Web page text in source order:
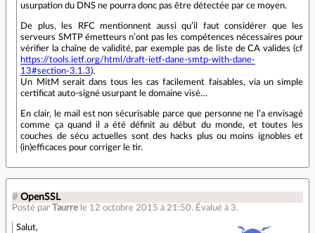
usurpation du DNS ne pourra donc pas être détectée par ce moyen.
De plus, les RFC mentionnent aussi qu’il faut considérer que les
serveurs SMTP émetteurs n’ont pas les compétences nécessaires pour
vérifier la chaîne de validité, par exemple pas de liste de CA valides (cf
https://tools.ietf.org/html/draft-ietf-dane-smtp-with-dane-
13#section-3.1.3).
Un MitM serait dans tous les cas facilement faisables, via un simple
certificat auto-signé usurpant le domaine visé…
En clair, le mail est non sécurisable parce que personne ne l’a envisagé
comme ça quand il a été définit au début du monde, et toutes les
couches de sécu actuelles sont des hacks plus ou moins ignobles et
(in)efficaces pour corriger le tir.
# OpenSSL
Posté par Taurre le 12 octobre 2015 à 21:50. Évalué à 3.
Salut,